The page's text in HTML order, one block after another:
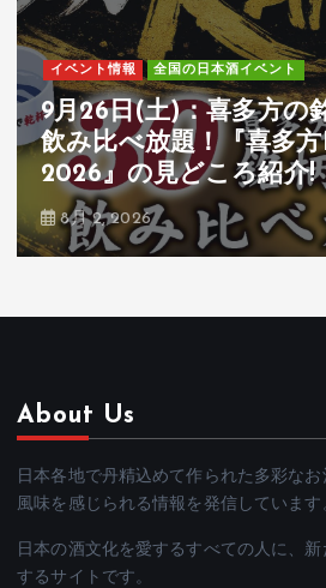
イベント情報 全国の日本酒イベント
7月25日(土)-26日(日)：
種類以上の和酒が飲み比
回和酒フェス@中目黒
介!
6月 14, 2026
About Us
日本各地で丹精込めて作られた多彩な
風味を感じられる情報を発信しています
日本の酒文化を愛するすべての人に、
するサイトです。